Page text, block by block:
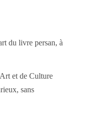
du livre persan, à
et de Culture
sans